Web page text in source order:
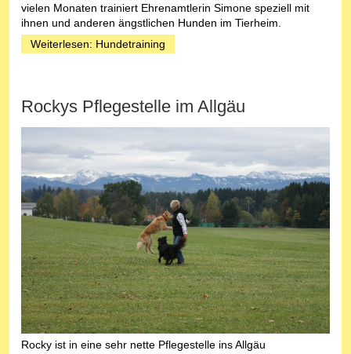
vielen Monaten trainiert Ehrenamtlerin Simone speziell mit
ihnen und anderen ängstlichen Hunden im Tierheim.
Weiterlesen: Hundetraining
Rockys Pflegestelle im Allgäu
Rocky ist in eine sehr nette Pflegestelle ins Allgäu